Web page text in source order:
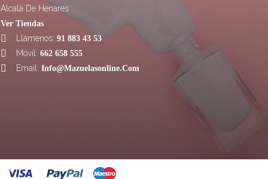
Alcalá De Henares
Ver Tiendas
 Llámenos: 91 883 43 53
 Móvil: 662 658 555
 Email: Info@mazuelasonline.com